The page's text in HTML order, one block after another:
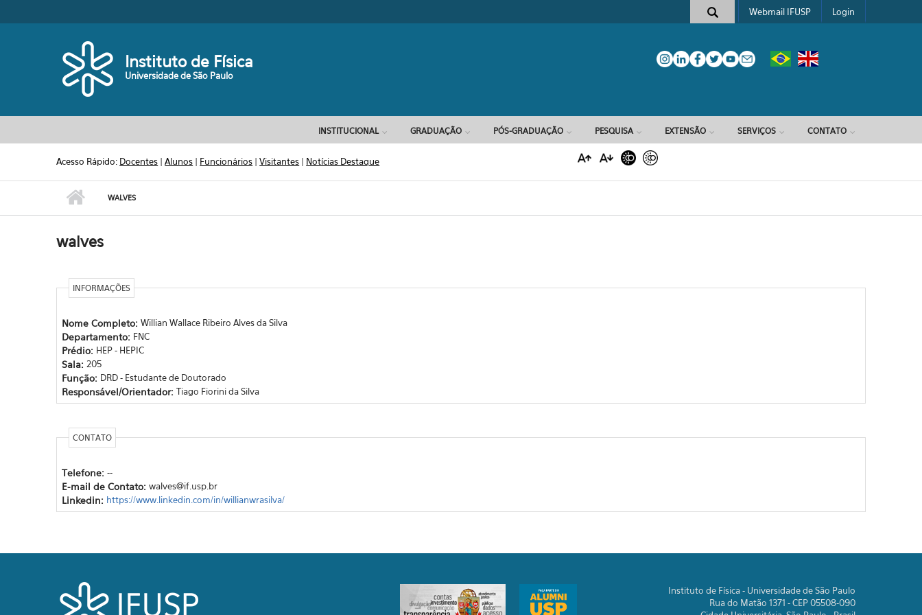
Formulário de busca
Webmail IFUSP Login
Instituto de Física
Universidade de São Paulo
INSTITUCIONAL GRADUAÇÃO PÓS-GRADUAÇÃO PESQUISA EXTENSÃO SERVIÇOS CONTATO
Acesso Rápido: Docentes |Alunos | Funcionários |Visitantes | Notícias Destaque
WALVES
walves
INFORMAÇÕES
Nome Completo: Willian Wallace Ribeiro Alves da Silva
Departamento: FNC
Prédio: HEP - HEPIC
Sala: 205
Função: DRD - Estudante de Doutorado
Responsável/Orientador: Tiago Fiorini da Silva
CONTATO
Telefone: --
E-mail de Contato: walves@if.usp.br
Linkedin: https://www.linkedin.com/in/willianwrasilva/
Instituto de Física - Universidade de São Paulo
Rua do Matão 1371 - CEP 05508-090